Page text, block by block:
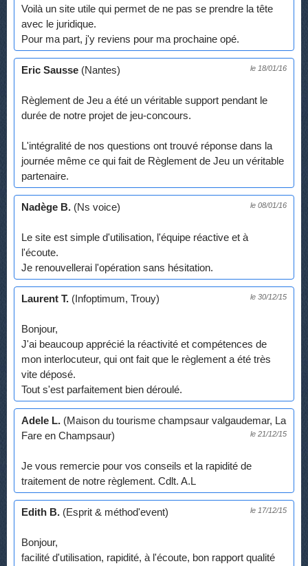
Voilà un site utile qui permet de ne pas se prendre la tête
avec le juridique.
Pour ma part, j'y reviens pour ma prochaine opé.
Eric Sausse (Nantes) le 18/01/16
Règlement de Jeu a été un véritable support pendant le
durée de notre projet de jeu-concours.
L'intégralité de nos questions ont trouvé réponse dans la
journée même ce qui fait de Règlement de Jeu un véritable
partenaire.
Nadège B. (Ns voice) le 08/01/16
Le site est simple d'utilisation, l'équipe réactive et à
l'écoute.
Je renouvellerai l'opération sans hésitation.
Laurent T. (Infoptimum, Trouy) le 30/12/15
Bonjour,
J'ai beaucoup apprécié la réactivité et compétences de
mon interlocuteur, qui ont fait que le règlement a été très
vite déposé.
Tout s'est parfaitement bien déroulé.
Adele L. (Maison du tourisme champsaur valgaudemar, La
Fare en Champsaur)
le 21/12/15
Je vous remercie pour vos conseils et la rapidité de
traitement de notre règlement. Cdlt. A.L
Edith B. (Esprit & méthod'event) le 17/12/15
Bonjour,
facilité d'utilisation, rapidité, à l'écoute, bon rapport qualité